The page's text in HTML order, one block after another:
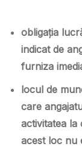
obligația
indicat de
furniza
locul de
care
activitatea la
acest loc nu